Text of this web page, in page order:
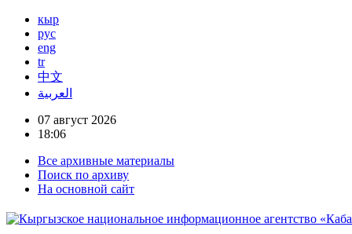
кыр
рус
eng
tr
中文
العربية
07 август 2026
18:06
Все архивные материалы
Поиск по архиву
На основной сайт